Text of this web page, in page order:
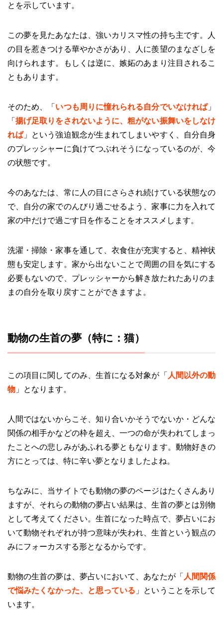
とを示しています。
この夢を見たあなたは、強いカリスマ性の持ち主です。人
の目を惹きつける華やかさがあり、人に羨望のまなざしを
向けられます。もしくは逆に、嫉妬のあまり注目されるこ
ともあります。
そのため、「 いつも周りに憧れられる自分でいなければ」
「揚げ足取りをされないように、粗がない振舞いをしなけ
れば」という強迫観念が生まれてしまいやすく、自分自身
のプレッシャーに負けてつぶれそうになっているのが、今
の状態です。
今のあなたは、常に人の目にさらされ続けている状態なの
で、自分の家でのんびり過ごせるよう、家事に力を入れて
家の中だけで過ごす日を作ることをオススメします。
洗濯・掃除・家事を通して、衣食住が充実すると、精神状
態も安定します。家から出ないことで周囲の目を気にする
必要もないので、プレッシャーから解き放たれたありのま
まの自分を取り戻すことができますよ。
動物の生首の夢（特に：猫）
この項目に関してのみ、生首になる対象が「 人間以外の動
物 」となります。
人間ではないからこそ、知り合いかそうでないか・どんな
関係の相手かなどの枠を超え、一つの命が失われてしまっ
たことへの悲しみがあふれる夢ともなります。動物好きの
方にとっては、特に辛い夢となりましたよね。
ちなみに、当サイトでも動物の夢のページはたくさんあり
ますが、それらの動物の夢占い結果は、生首の夢とは別物
として考えてください。生首になった時点で、夢占いにお
いて動物それぞれが持つ意味が失われ、生首という観点の
みにフォーカスする形となるからです。
動物の生首の夢は、夢占いにおいて、あなたが「 人間関係
で悩みたくなかった、と思っている 」ということを示して
います。